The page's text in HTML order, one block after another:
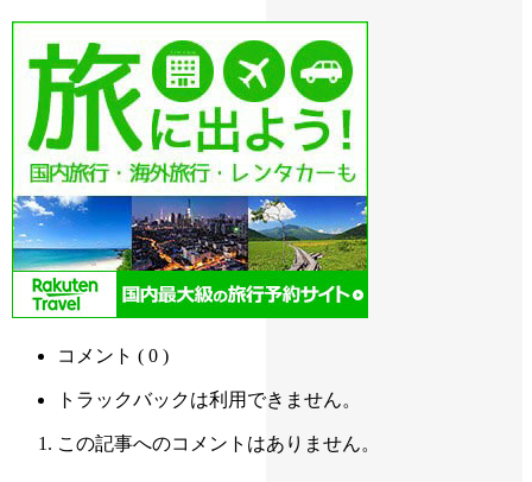
コメント ( 0 )
トラックバックは利用できません。
この記事へのコメントはありません。